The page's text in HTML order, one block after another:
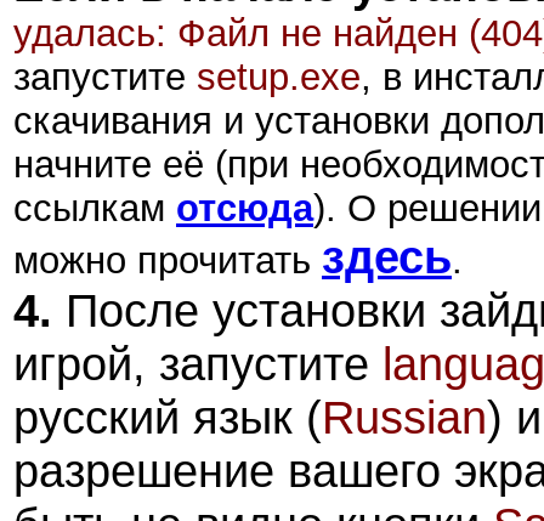
удалась: Файл не найден
запустите setup.exe, в
скачивания и установки
начните её (при
ссылкам отсюда). О решении
можно прочитать здесь.
4. После установки
игрой, запустите
русский язык (Russian)
разрешение вашего